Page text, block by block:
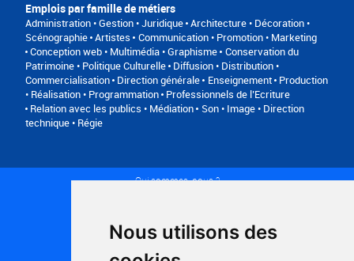
Nous utilisons des
Emplois par famille de métiers
Administration • Gestion • Juridique Architecture • Décoration •
Scénographie Artistes
Communication • Promotion • Marketing
Conception web • Multimédia • Graphisme Conservation du
Patrimoine • Politique Culturelle Diffusion • Distribution •
Commercialisation Direction générale Enseignement Production
• Réalisation • Programmation Professionnels de l’Ecriture
Relation avec les publics • Médiation
Son • Image • Direction
technique • Régie
Qui sommes-nous ?
Plan du site
FAQ recruteurs
FAQ